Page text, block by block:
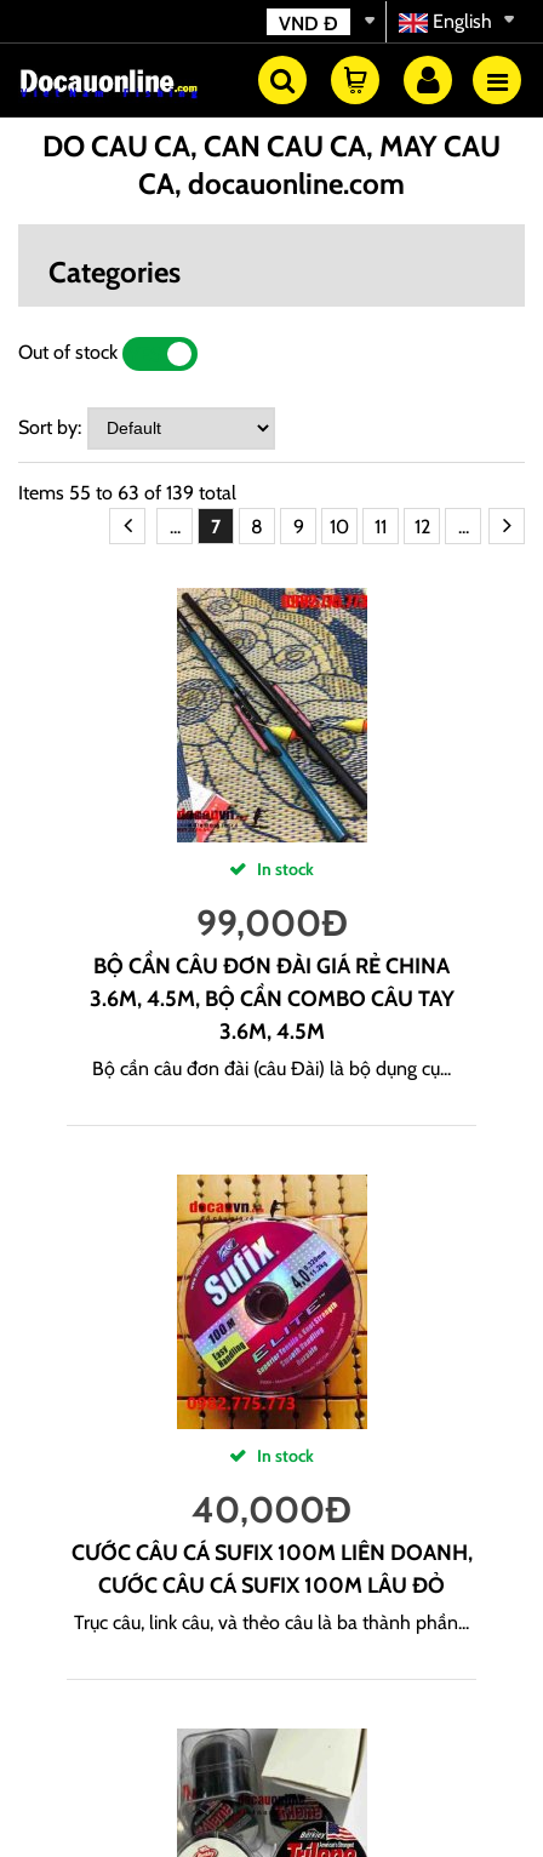
English
VND Đ
DO CAU CA, CAN CAU CA, MAY CAU
CA, docauonline.com
Categories
Out of stock
Sort by:
Items 55 to 63 of 139 total
...
7 8 9 10 11 12 ...
In stock
99,000Đ
BỘ CẦN CÂU ĐƠN ĐÀI GIÁ RẺ CHINA
3.6M, 4.5M, BỘ CẦN COMBO CÂU TAY
3.6M, 4.5M
Bộ cần câu đơn đài (câu Đài) là bộ dụng cụ...
In stock
40,000Đ
CƯỚC CÂU CÁ SUFIX 100M LIÊN DOANH,
CƯỚC CÂU CÁ SUFIX 100M LÂU ĐỎ
Trục câu, link câu, và thẻo câu là ba thành phần...